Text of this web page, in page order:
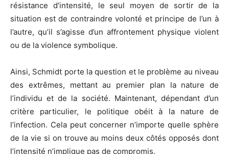
résistance d’intensité, le seul moyen de sortir de la
situation est de contraindre volonté et principe de l’un à
l’autre, qu’il s’agisse d’un affrontement physique violent
ou de la violence symbolique.
Ainsi, Schmidt porte la question et le problème au niveau
des extrêmes, mettant au premier plan la nature de
l’individu et de la société. Maintenant, dépendant d’un
critère particulier, le politique obéit à la nature de
l’infection. Cela peut concerner n’importe quelle sphère
de la vie si on trouve au moins deux côtés opposés dont
l’intensité n’implique pas de compromis.